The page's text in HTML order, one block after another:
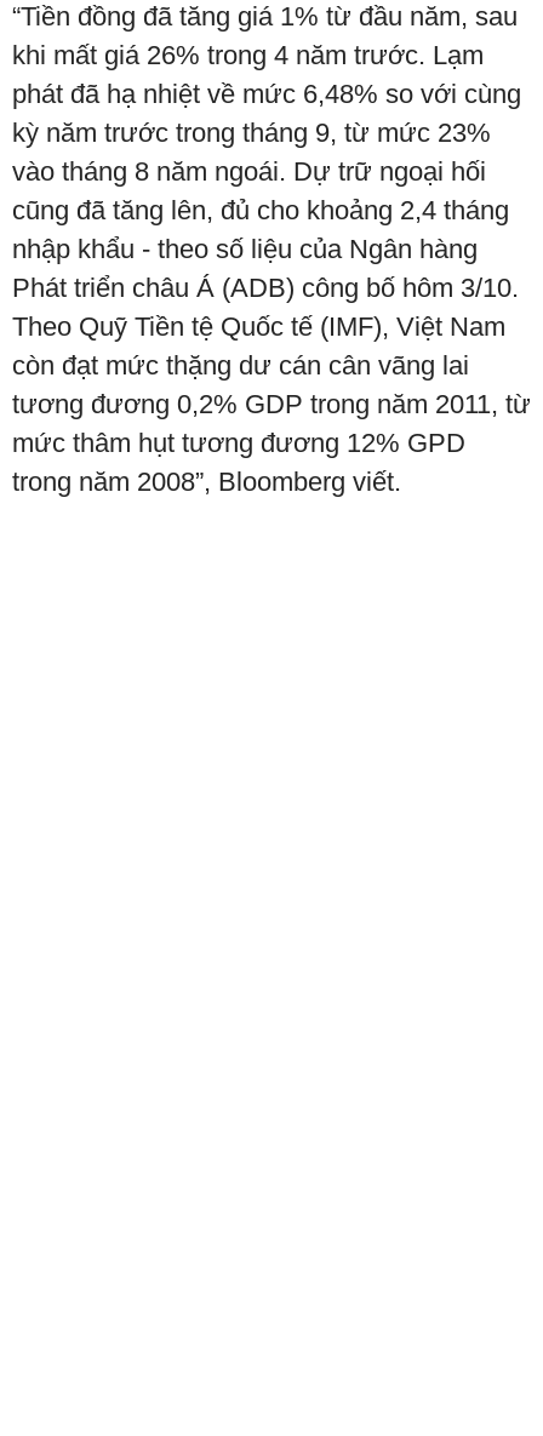
“Tiền đồng đã tăng giá 1% từ đầu năm, sau
khi mất giá 26% trong 4 năm trước. Lạm
phát đã hạ nhiệt về mức 6,48% so với cùng
kỳ năm trước trong tháng 9, từ mức 23%
vào tháng 8 năm ngoái. Dự trữ ngoại hối
cũng đã tăng lên, đủ cho khoảng 2,4 tháng
nhập khẩu - theo số liệu của Ngân hàng
Phát triển châu Á (ADB) công bố hôm 3/10.
Theo Quỹ Tiền tệ Quốc tế (IMF), Việt Nam
còn đạt mức thặng dư cán cân vãng lai
tương đương 0,2% GDP trong năm 2011, từ
mức thâm hụt tương đương 12% GPD
trong năm 2008”, Bloomberg viết.